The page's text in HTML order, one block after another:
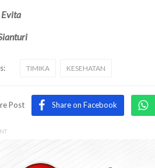
Evita
TIMIKA KESEHATAN
Post Share on Facebook